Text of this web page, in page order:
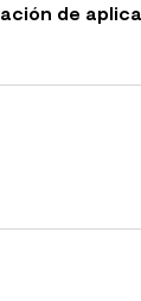
de